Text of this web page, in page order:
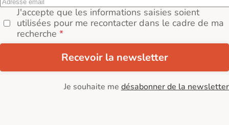
J'accepte que les informations saisies soient
utilisées pour me recontacter dans le cadre de ma
recherche
Recevoir la newsletter
Je souhaite me désabonner de la newsletter